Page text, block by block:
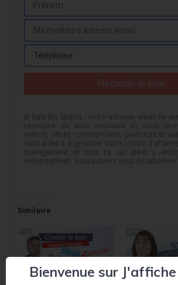
Recevoir le livre
Je hais les spams : votre adresse email ne
revendue. En vous inscrivant ici, vous
vidéos, offres commerciales, podcasts et
vous aider à augmenter votre chiffre
management et tout ce qui peut y
indirectement. Vous pouvez vous désabonner
Similaire
Bienvenue sur